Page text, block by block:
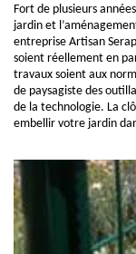
Fort de plusieurs
jardin et
entreprise Artisan
soient réellement en
travaux soient aux
de paysagiste des
de la technologie. La
embellir votre jardin